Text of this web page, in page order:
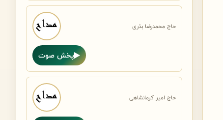
حاج محمدرضا بذری
پخش صوت
حاج امیر کرمانشاهی